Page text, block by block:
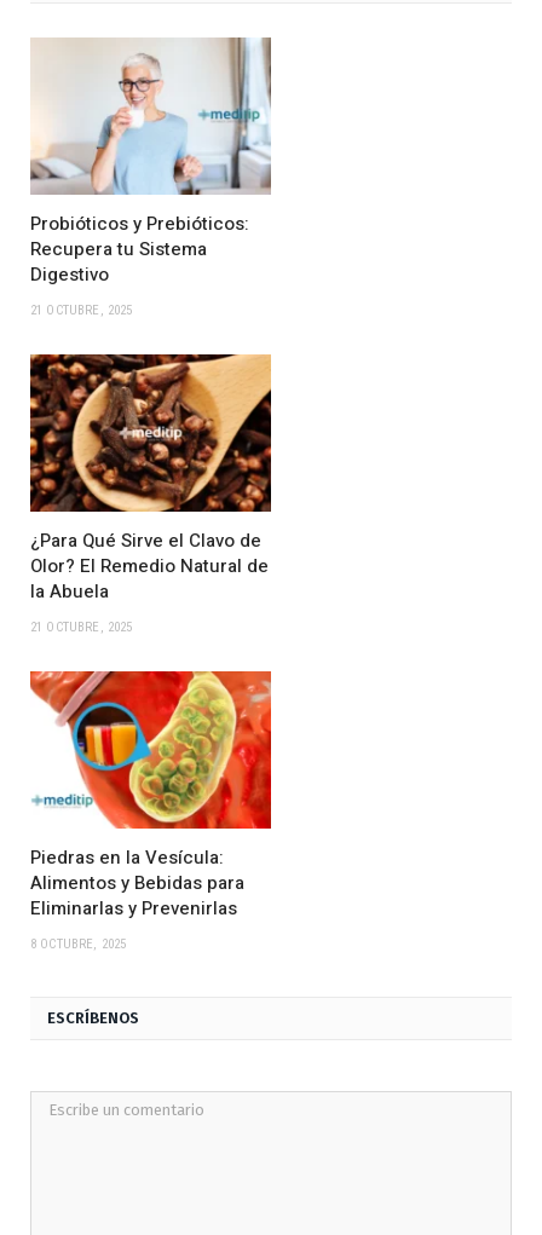
Probióticos y Prebióticos:
Recupera tu Sistema
Digestivo
21 OCTUBRE, 2025
¿Para Qué Sirve el Clavo de
Olor? El Remedio Natural de
la Abuela
21 OCTUBRE, 2025
Piedras en la Vesícula:
Alimentos y Bebidas para
Eliminarlas y Prevenirlas
8 OCTUBRE, 2025
ESCRÍBENOS